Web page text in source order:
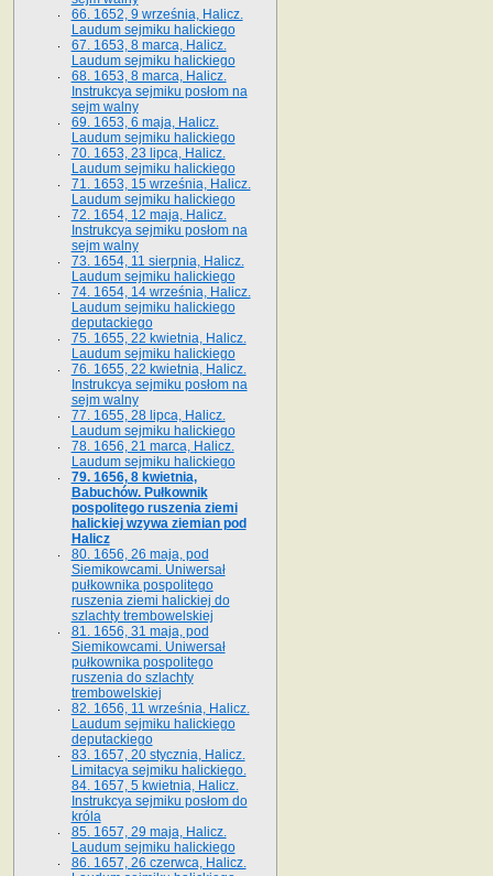
66. 1652, 9 września, Halicz.
Laudum sejmiku halickiego
67. 1653, 8 marca, Halicz.
Laudum sejmiku halickiego
68. 1653, 8 marca, Halicz.
Instrukcya sejmiku posłom na
sejm walny
69. 1653, 6 maja, Halicz.
Laudum sejmiku halickiego
70. 1653, 23 lipca, Halicz.
Laudum sejmiku halickiego
71. 1653, 15 września, Halicz.
Laudum sejmiku halickiego
72. 1654, 12 maja, Halicz.
Instrukcya sejmiku posłom na
sejm walny
73. 1654, 11 sierpnia, Halicz.
Laudum sejmiku halickiego
74. 1654, 14 września, Halicz.
Laudum sejmiku halickiego
deputackiego
75. 1655, 22 kwietnia, Halicz.
Laudum sejmiku halickiego
76. 1655, 22 kwietnia, Halicz.
Instrukcya sejmiku posłom na
sejm walny
77. 1655, 28 lipca, Halicz.
Laudum sejmiku halickiego
78. 1656, 21 marca, Halicz.
Laudum sejmiku halickiego
79. 1656, 8 kwietnia,
Babuchów. Pułkownik
pospolitego ruszenia ziemi
halickiej wzywa ziemian pod
Halicz
80. 1656, 26 maja, pod
Siemikowcami. Uniwersał
pułkownika pospolitego
ruszenia ziemi halickiej do
szlachty trembowelskiej
81. 1656, 31 maja, pod
Siemikowcami. Uniwersał
pułkownika pospolitego
ruszenia do szlachty
trembowelskiej
82. 1656, 11 września, Halicz.
Laudum sejmiku halickiego
deputackiego
83. 1657, 20 stycznia, Halicz.
Limitacya sejmiku halickiego.
84. 1657, 5 kwietnia, Halicz.
Instrukcya sejmiku posłom do
króla
85. 1657, 29 maja, Halicz.
Laudum sejmiku halickiego
86. 1657, 26 czerwca, Halicz.